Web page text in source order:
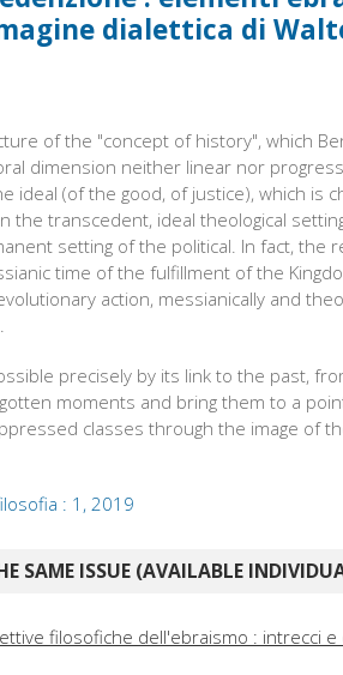
dialettica di
of the "concept of history", which
dimension neither linear nor
ideal (of the good, of justice), which is
the transcedent, ideal theological
setting of the political. In fact,
time of the fulfillment of the
action, messianically and
precisely by its link to the past,
moments and bring them to a
classes through the image of
: 1, 2019
SAME ISSUE (AVAILABLE
filosofiche dell'ebraismo : intrecci